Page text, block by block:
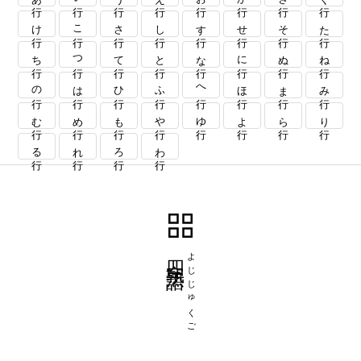
け行 こ行 さ行 し行 す行 せ行 そ行 た行
ち行 つ行 て行 と行 な行 に行 ぬ行 ね行
の行 は行 ひ行 ふ行 へ行 ほ行 ま行 み行
む行 め行 も行 や行 ゆ行 よ行 ら行 り行
る行 れ行 ろ行 わ行
よじじゅくご